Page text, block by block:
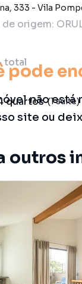
pode
não
site ou
, 333 - Vila
origem:
total
quartos (1 suíte)
outros